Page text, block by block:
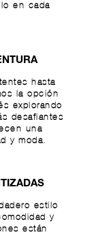
en cada
hasta
la opción
explorando
desafiantes
una
y moda.
estilo
y
están